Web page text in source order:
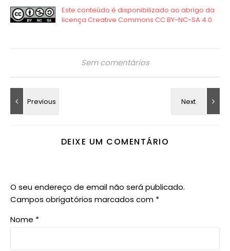
Sem comentários
DEIXE UM COMENTÁRIO
O seu endereço de email não será publicado.
Campos obrigatórios marcados com *
Nome *